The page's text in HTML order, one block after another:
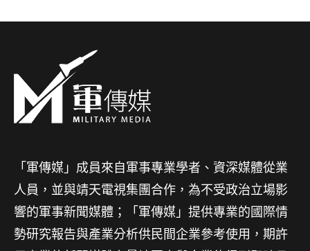
「軍傳媒」成員來自軍事專業學者、資深媒體從業
人員，並與靖天電視集團合作，為不受政治立場影
響的軍事新聞媒體；「軍傳媒」提供專業的國際情
勢研究報告與產業分析供民間企業參考使用，期許